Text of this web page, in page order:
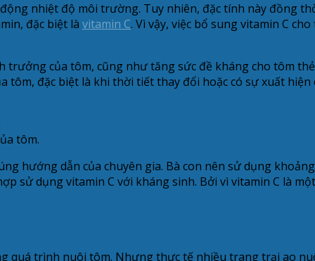
nhiệt độ môi trường. Tuy nhiên, đặc tính này đồng
đặc biệt là vitamin C. Vì vậy, việc bổ sung vitamin C
trưởng của tôm, cũng như tăng sức đề kháng cho tôm
đặc biệt là khi thời tiết thay đổi hoặc có sự xuất hiện
tôm.
hướng dẫn của chuyên gia. Bà con nên sử dụng
sử dụng vitamin C với kháng sinh. Bởi vì vitamin C là
quá trình nuôi tôm. Nhưng thực tế nhiều trang trại ao